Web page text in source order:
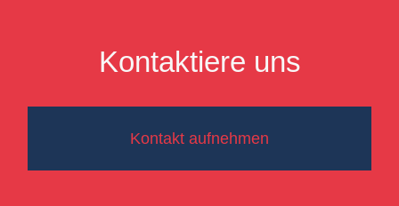
Kontaktiere uns
Kontakt aufnehmen